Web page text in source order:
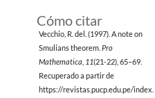
Cómo citar
Vecchio, R. del. (1997). A note on
Smulians theorem. Pro
Mathematica 11(21-22), 65–69.
Recuperado a partir de
https://revistas.pucp.edu.pe/index.